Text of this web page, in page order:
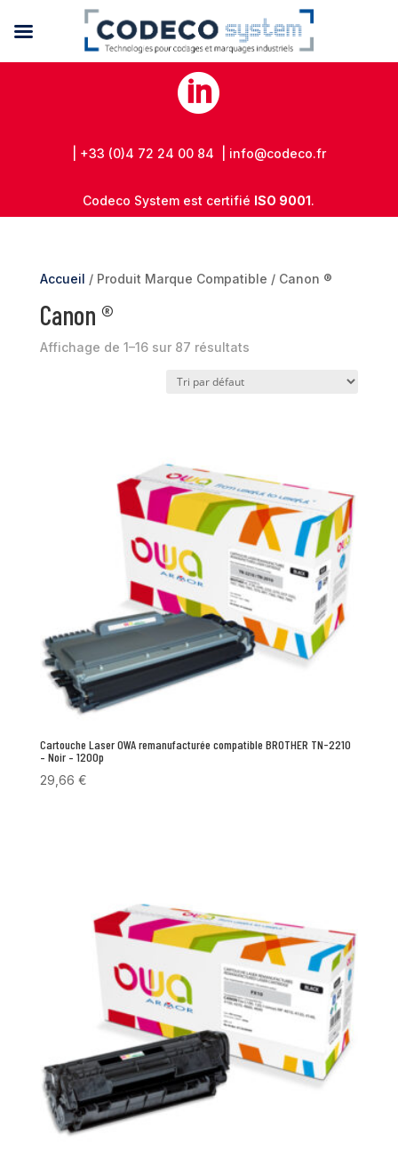

| +33 (0)4 72 24 00 84 | info@codeco.fr
Codeco System est certifié ISO 9001.
Accueil / Produit Marque Compatible / Canon ®
Canon ®
Affichage de 1–16 sur 87 résultats
Cartouche Laser OWA remanufacturée compatible BROTHER TN-2210
– Noir – 1200p
29,66 €